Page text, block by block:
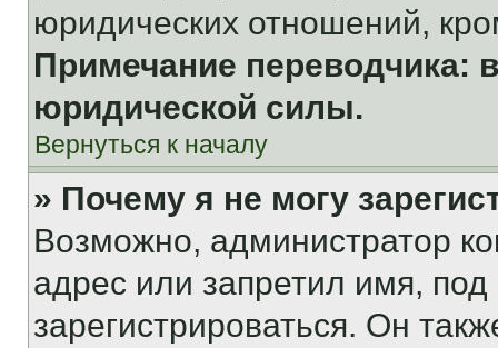
юридических отношений,
Примечание переводчика:
юридической силы.
Вернуться к началу
» Почему я не могу
Возможно, администратор
адрес или запретил имя,
зарегистрироваться. Он